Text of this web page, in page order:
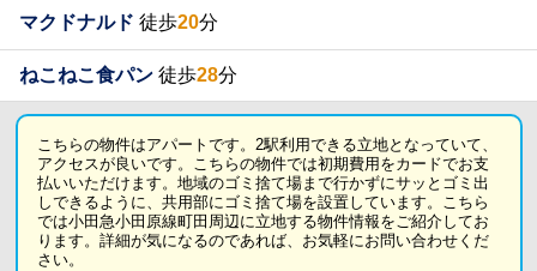
マクドナルド 徒歩20分
ねこねこ食パン 徒歩28分
こちらの物件はアパートです。2駅利用できる立地となっていて、
アクセスが良いです。こちらの物件では初期費用をカードでお支
払いいただけます。地域のゴミ捨て場まで行かずにサッとゴミ出
しできるように、共用部にゴミ捨て場を設置しています。こちら
では小田急小田原線町田周辺に立地する物件情報をご紹介してお
ります。詳細が気になるのであれば、お気軽にお問い合わせくだ
さい。